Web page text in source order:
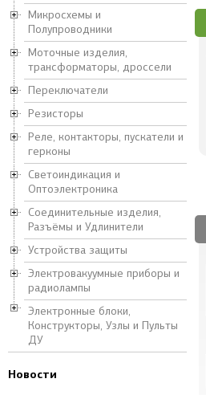
Микросхемы и
Полупроводники
Моточные изделия,
трансформаторы, дроссели
Переключатели
Резисторы
Реле, контакторы, пускатели и
герконы
Светоиндикация и
Оптоэлектроника
Соединительные изделия,
Разъёмы и Удлинители
Устройства защиты
Электровакуумные приборы и
радиолампы
Электронные блоки,
Конструкторы, Узлы и Пульты
ДУ
Новости